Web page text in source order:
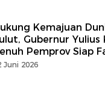
Kemajuan
Gubernur Yulius
Pemprov Siap
Kedokteran
Juni 2026